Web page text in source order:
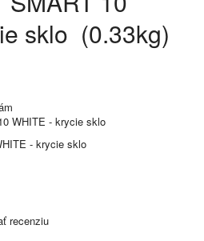
sklo (0.33kg)
WHITE - krycie sklo
recenziu